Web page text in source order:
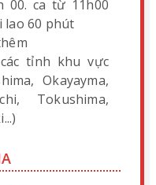
00. ca từ 11h00
lao 60 phút
tỉnh khu vực
Okayayma,
Tokushima,